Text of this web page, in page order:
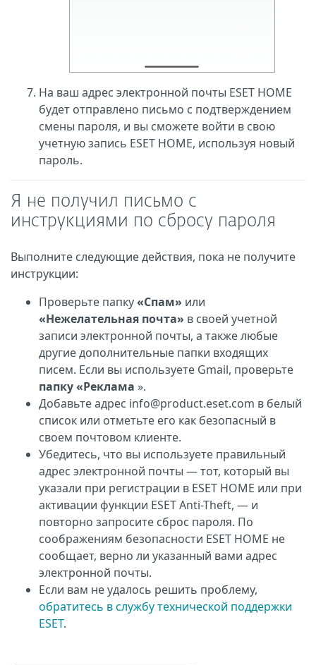
На ваш адрес электронной почты ESET HOME
будет отправлено письмо с подтверждением
смены пароля, и вы сможете войти в свою
учетную запись ESET HOME, используя новый
пароль.
Я не получил письмо с
инструкциями по сбросу пароля
Выполните следующие действия, пока не получите
инструкции:
Проверьте папку«Спам» или
«Нежелательная почта» в своей учетной
записи электронной почты, а также любые
другие дополнительные папки входящих
писем. Если вы используете Gmail, проверьте
папку «Реклама ».
Добавьте адрес info@product.eset.com в белый
список или отметьте его как безопасный в
своем почтовом клиенте.
Убедитесь, что вы используете правильный
адрес электронной почты — тот, который вы
указали при регистрации в ESET HOME или при
активации функции ESET Anti-Theft, — и
повторно запросите сброс пароля. По
соображениям безопасности ESET HOME не
сообщает, верно ли указанный вами адрес
электронной почты.
Если вам не удалось решить проблему,
обратитесь в службу технической поддержки
ESET.